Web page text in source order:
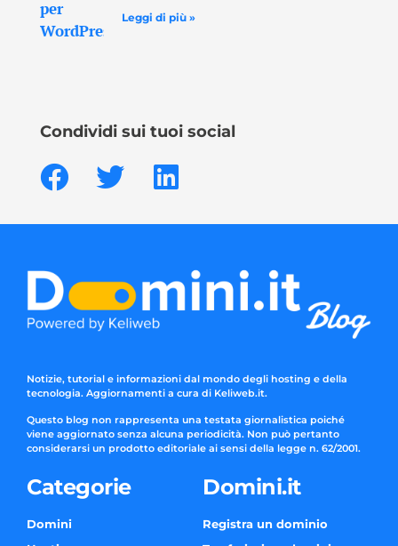
Leggi di più »
Condividi sui tuoi social
Notizie, tutorial e informazioni dal mondo degli hosting e della
tecnologia. Aggiornamenti a cura di Keliweb.it.
Questo blog non rappresenta una testata giornalistica poiché
viene aggiornato senza alcuna periodicità. Non può pertanto
considerarsi un prodotto editoriale ai sensi della legge n. 62/2001.
Categorie
Domini
Domini.it
Registra un dominio